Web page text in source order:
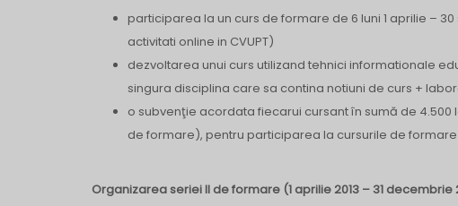
participarea la un curs de formare de 6 luni 1 aprilie –
activitati online in CVUPT)
dezvoltarea unui curs utilizand tehnici informationale
singura disciplina care sa contina notiuni de curs +
o subvenţie acordata fiecarui cursant în sumă de
de formare), pentru participarea la cursurile de
Organizarea seriei II de formare (1 aprilie 2013 – 31 decembrie